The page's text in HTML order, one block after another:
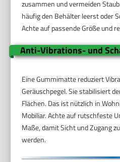
zusammen und vermeiden
häufig den Behälter leerst oder
Achte auf passende Größe und
Anti-Vibrations- und
Eine Gummimatte reduziert
Geräuschpegel. Sie stabilisiert
Flächen. Das ist nützlich in
Mobiliar. Achte auf rutschfeste
Maße, damit Sicht und Zugang
werden.